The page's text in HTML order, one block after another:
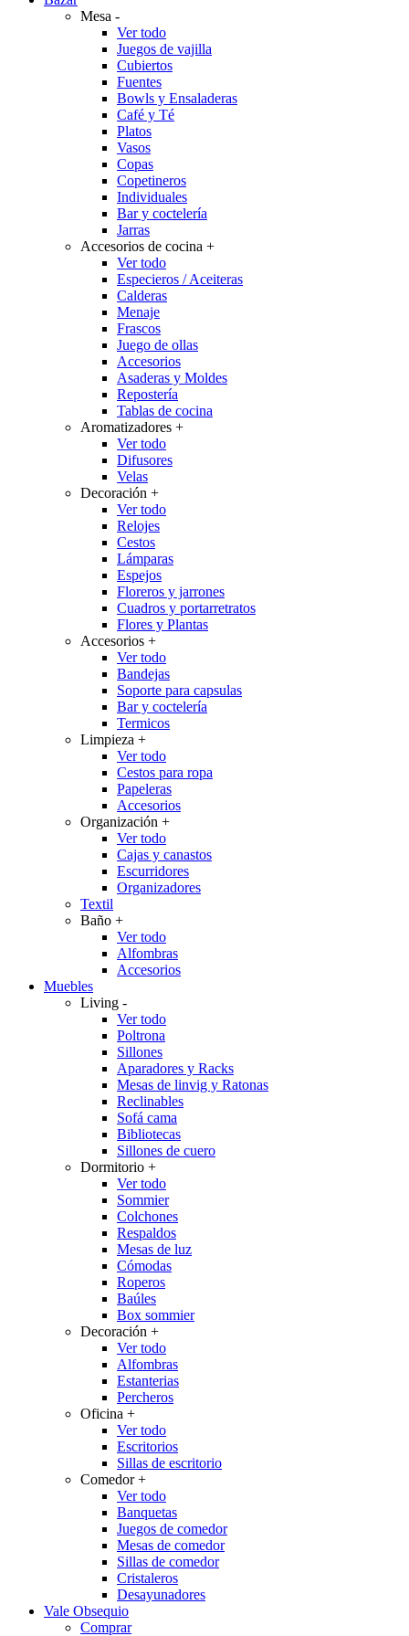
Mesa -
Ver todo
Juegos de vajilla
Cubiertos
Fuentes
Bowls y Ensaladeras
Café y Té
Platos
Vasos
Copas
Copetineros
Individuales
Bar y coctelería
Jarras
Accesorios de cocina +
Ver todo
Especieros / Aceiteras
Calderas
Menaje
Frascos
Juego de ollas
Accesorios
Asaderas y Moldes
Repostería
Tablas de cocina
Aromatizadores +
Ver todo
Difusores
Velas
Decoración +
Ver todo
Relojes
Cestos
Lámparas
Espejos
Floreros y jarrones
Cuadros y portarretratos
Flores y Plantas
Accesorios +
Ver todo
Bandejas
Soporte para capsulas
Bar y coctelería
Termicos
Limpieza +
Ver todo
Cestos para ropa
Papeleras
Accesorios
Organización +
Ver todo
Cajas y canastos
Escurridores
Organizadores
Textil
Baño +
Ver todo
Alfombras
Accesorios
Muebles
Living -
Ver todo
Poltrona
Sillones
Aparadores y Racks
Mesas de linvig y Ratonas
Reclinables
Sofá cama
Bibliotecas
Sillones de cuero
Dormitorio +
Ver todo
Sommier
Colchones
Respaldos
Mesas de luz
Cómodas
Roperos
Baúles
Box sommier
Decoración +
Ver todo
Alfombras
Estanterias
Percheros
Oficina +
Ver todo
Escritorios
Sillas de escritorio
Comedor+
Ver todo
Banquetas
Juegos de comedor
Mesas de comedor
Sillas de comedor
Cristaleros
Desayunadores
Vale Obsequio
Comprar